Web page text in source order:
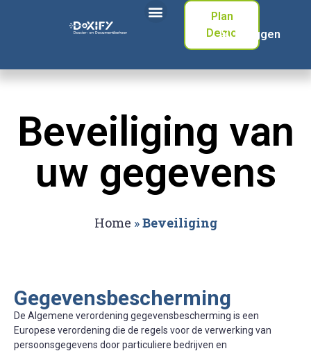
Plan
DemoInloggen
Beveiliging van
uw gegevens
Home »Beveiliging
Gegevensbescherming
De Algemene verordening gegevensbescherming is een
Europese verordening die de regels voor de verwerking van
persoonsgegevens door particuliere bedrijven en